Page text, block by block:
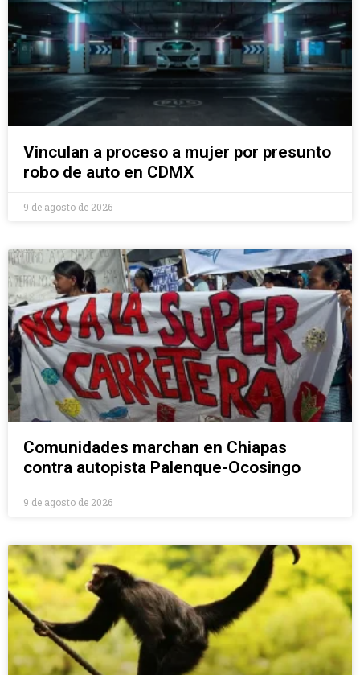
Vinculan a proceso a mujer por presunto
robo de auto en CDMX
9 de agosto de 2026
Comunidades marchan en Chiapas
contra autopista Palenque-Ocosingo
9 de agosto de 2026